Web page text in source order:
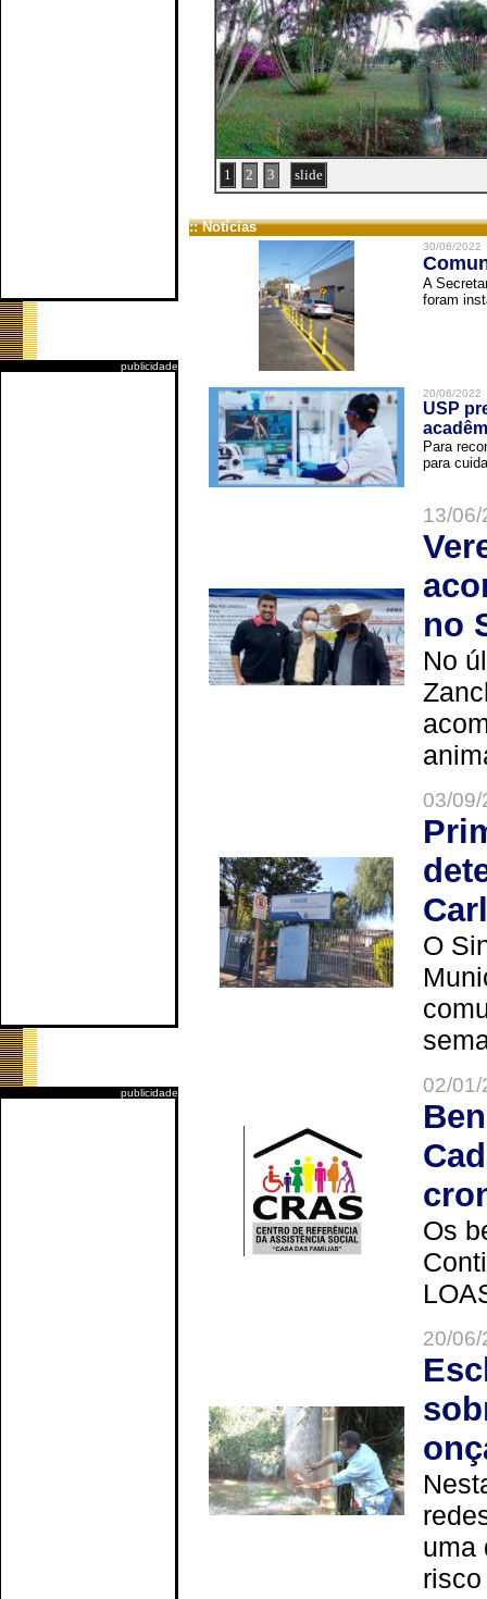
publicidade
publicidade
1 2 3 slide
:: Notícias
30/06/2022
A
foram
20/06/2022
USP
Para
para
13/
no
No
03/
O
02/
Os
20/
uma